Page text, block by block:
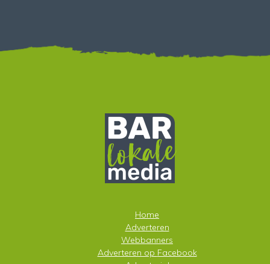
Home
Adverteren
Webbanners
Adverteren op Facebook